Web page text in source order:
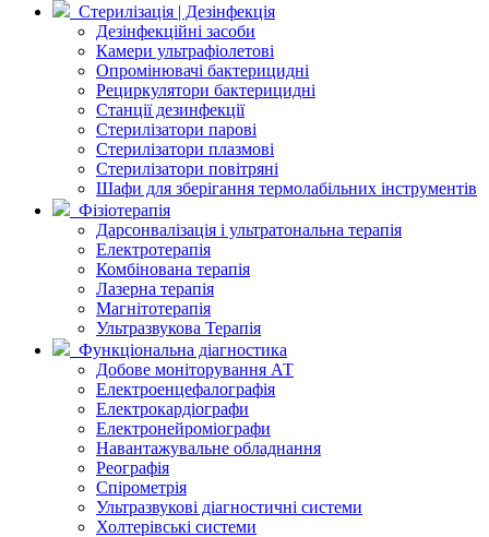
Стерилізація | Дезінфекція
Дезінфекційні засоби
Камери ультрафіолетові
Опромінювачі бактерицидні
Рециркулятори бактерицидні
Станції дезинфекції
Стерилізатори парові
Стерилізатори плазмові
Стерилізатори повітряні
Шафи для зберігання термолабільних інструментів
Фізіотерапія
Дарсонвалізація і ультратональна терапія
Електротерапія
Комбінована терапія
Лазерна терапія
Магнітотерапія
Ультразвукова Терапія
Функціональна діагностика
Добове моніторування АТ
Електроенцефалографія
Електрокардіографи
Електронейроміографи
Навантажувальне обладнання
Реографія
Спірометрія
Ультразвукові діагностичні системи
Холтерівські системи